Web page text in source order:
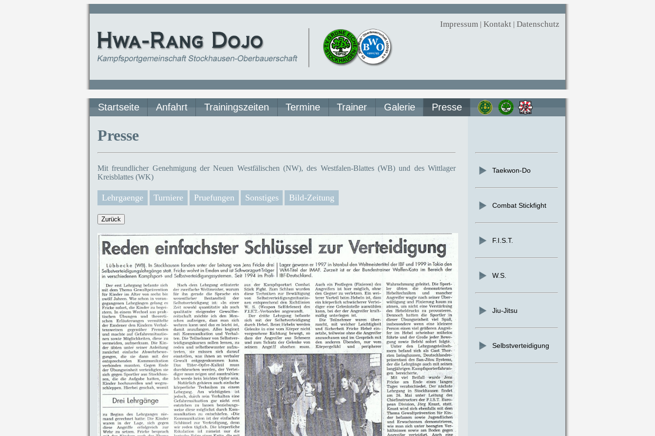
Impressum| Kontakt| Datenschutz
Startseite Anfahrt Trainingszeiten Termine Trainer Galerie Presse
Taekwon-Do
Combat Stickfight
F.I.S.T.
W.S.
Jiu-Jitsu
Selbstverteidigung
Presse
Mit freundlicher Genehmigung der Neuen Westfälischen (NW), des Westfalen-Blattes (WB) und des Wittlager
Kreisblattes (WK)
Lehrgaenge Turniere Pruefungen Sonstiges Bild-Zeitung